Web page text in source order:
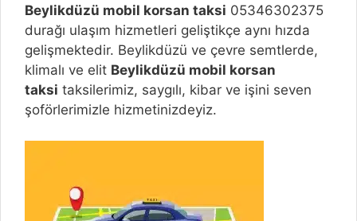
Beylikdüzü mobil korsan taksi 05346302375
durağı ulaşım hizmetleri geliştikçe aynı hızda
gelişmektedir. Beylikdüzü ve çevre semtlerde,
klimalı ve elit Beylikdüzü mobil korsan
taksi taksilerimiz, saygılı, kibar ve işini seven
şoförlerimizle hizmetinizdeyiz.